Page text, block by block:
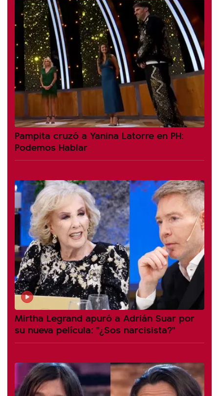
Pampita cruzó a Yanina Latorre en PH:
Podemos Hablar
Mirtha Legrand apuró a Adrián Suar por
su nueva película: "¿Sos narcisista?"